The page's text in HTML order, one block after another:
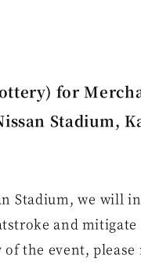
for
Stadium,
Stadium, we will
and
the event, please